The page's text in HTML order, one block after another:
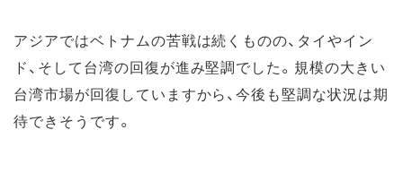
アジアではベトナムの苦戦は続くものの、タイやイン
ド、そして台湾の回復が進み堅調でした。規模の大きい
台湾市場が回復していますから、今後も堅調な状況は期
待できそうです。